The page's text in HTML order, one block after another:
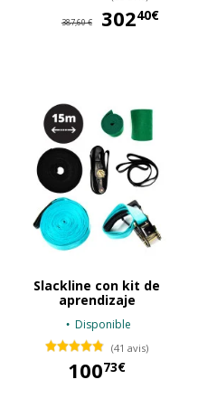
387,60 € 30240€
Slackline con kit de
aprendizaje
Disponible
(41 avis)
10073€